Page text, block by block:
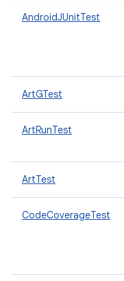
AndroidJUnitTest
ArtGTest
ArtRunTest
ArtTest
CodeCoverageTest